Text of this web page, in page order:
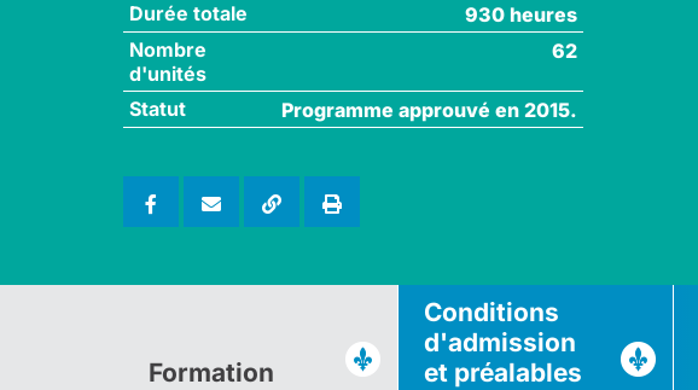
Durée totale
930 heures
Nombre
d'unités
62
Statut Programme approuvé en 2015.
Formation
Conditions
d'admission
et préalables